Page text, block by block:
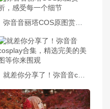
弥音音丽塔COS原图赏析，感受每一个细节
就差你分享了！弥音音cosplay合集，精选完美的美图等你来围观